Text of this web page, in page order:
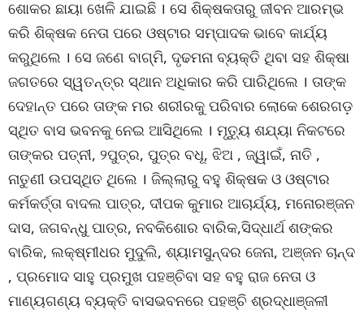
ଶୋକର ଛାୟା ଖେଳି ଯାଇଛି । ସେ ଶିକ୍ଷକତାରୁ ଜୀବନ ଆରମ୍ଭ
କରି ଶିକ୍ଷକ ନେତା ପରେ ଓଷ୍ଟାର ସମ୍ପାଦକ ଭାବେ କାର୍ଯ୍ୟ
କରୁଥିଲେ । ସେ ଜଣେ ବାଗ୍ମି, ଦୃଢମନା ବ୍ୟକ୍ତି ଥିବା ସହ ଶିକ୍ଷା
ଜଗତରେ ସ୍ୱତନ୍ତ୍ର ସ୍ଥାନ ଅଧିକାର କରି ପାରିଥିଲେ । ତାଙ୍କ
ଦେହାନ୍ତ ପରେ ତାଙ୍କ ମର ଶରୀରକୁ ପରିବାର ଲୋକେ ଶେରଗଡ଼
ସ୍ଥିତ ବାସ ଭବନକୁ ନେଇ ଆସିଥିଲେ । ମୃତ୍ୟୁ ଶଯ୍ୟା ନିକଟରେ
ତାଙ୍କର ପତ୍ନୀ, ୨ପୁତ୍ର, ପୁତ୍ର ବଧୂ, ଝିଅ , ଜ୍ୱାଇଁ, ନାତି ,
ନାତୁଣୀ ଉପସ୍ଥିତ ଥିଲେ । ଜିଲ୍ଲାରୁ ବହୁ ଶିକ୍ଷକ ଓ ଓଷ୍ଟାର
କର୍ମକର୍ତ୍ତା ବାଦଲ ପାତ୍ର, ଦୀପକ କୁମାର ଆଚାର୍ଯ୍ୟ, ମନୋରଞ୍ଜନ
ଦାସ, ଜଗବନ୍ଧୁ ପାତ୍ର, ନବକିଶୋର ବାରିକ,ସିଦ୍ଧାର୍ଥ ଶଙ୍କର
ବାରିକ, ଲକ୍ଷ୍ମୀଧର ମୁଦୁଲି, ଶ୍ୟାମସୁନ୍ଦର ଜେନା, ଅଞ୍ଜନ ଚାନ୍ଦ
, ପ୍ରମୋଦ ସାହୁ ପ୍ରମୁଖ ପହଞ୍ଚିବା ସହ ବହୁ ରାଜ ନେତା ଓ
ମାଣ୍ୟଗଣ୍ୟ ବ୍ୟକ୍ତି ବାସଭବନରେ ପହଞ୍ଚି ଶ୍ରଦ୍ଧାଞ୍ଜଳୀ